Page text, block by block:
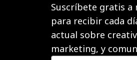
Suscríbete gratis
para recibir cada
actual sobre
marketing, y